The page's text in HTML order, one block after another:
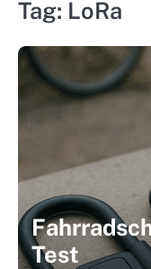
Tag: LoRa
Test